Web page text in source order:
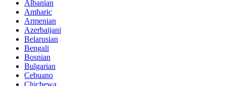
Albanian
Amharic
Armenian
Azerbaijani
Belarusian
Bengali
Bosnian
Bulgarian
Cebuano
Chichewa